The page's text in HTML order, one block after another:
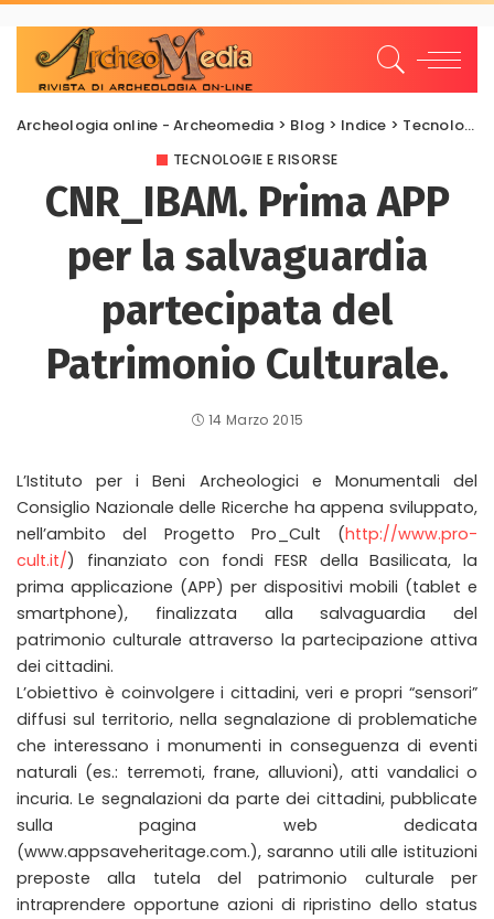
Archeologia online - Archeomedia > Blog > Indice > Tecnologie e risorse
TECNOLOGIE E RISORSE
CNR_IBAM. Prima APP
per la salvaguardia
partecipata del
Patrimonio Culturale.
14 Marzo 2015
L’Istituto per i Beni Archeologici e Monumentali del
Consiglio Nazionale delle Ricerche ha appena sviluppato,
nell’ambito del Progetto Pro_Cult (http://www.pro-
cult.it/) finanziato con fondi FESR della Basilicata, la
prima applicazione (APP) per dispositivi mobili (tablet e
smartphone), finalizzata alla salvaguardia del
patrimonio culturale attraverso la partecipazione attiva
dei cittadini.
L’obiettivo è coinvolgere i cittadini, veri e propri “sensori”
diffusi sul territorio, nella segnalazione di problematiche
che interessano i monumenti in conseguenza di eventi
naturali (es.: terremoti, frane, alluvioni), atti vandalici o
incuria. Le segnalazioni da parte dei cittadini, pubblicate
sulla pagina web dedicata
(www.appsaveheritage.com.), saranno utili alle istituzioni
preposte alla tutela del patrimonio culturale per
intraprendere opportune azioni di ripristino dello status